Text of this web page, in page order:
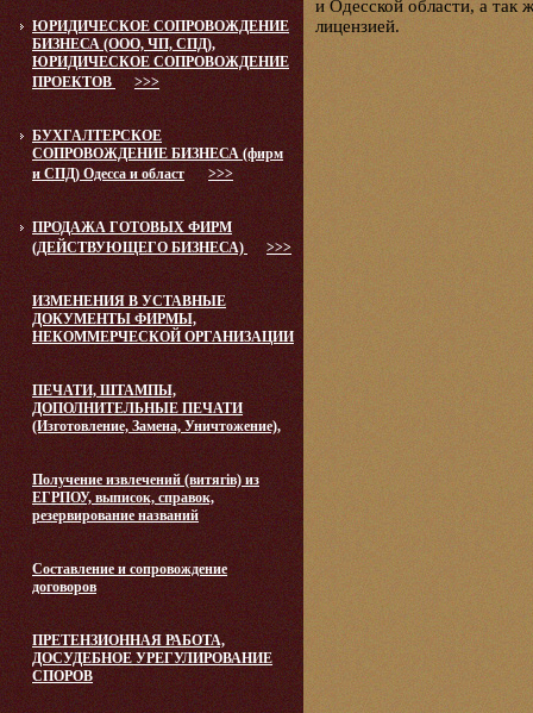
ЮРИДИЧЕСКОЕ CОПРОВОЖДЕНИЕ
БИЗНЕСА (ООО, ЧП, СПД),
ЮРИДИЧЕСКОЕ СОПРОВОЖДЕНИЕ
ПРОЕКТОВ
>>>
БУХГАЛТЕРСКОЕ
СОПРОВОЖДЕНИЕ БИЗНЕСА (фирм
и СПД) Одесса и област
>>>
ПРОДАЖА ГОТОВЫХ ФИРМ
(ДЕЙСТВУЮЩЕГО БИЗНЕСА)
>>>
ИЗМЕНЕНИЯ В УСТАВНЫЕ
ДОКУМЕНТЫ ФИРМЫ,
НЕКОММЕРЧЕСКОЙ ОРГАНИЗАЦИИ
ПЕЧАТИ, ШТАМПЫ,
ДОПОЛНИТЕЛЬНЫЕ ПЕЧАТИ
(Изготовление, Замена, Уничтожение),
Получение извлечений (витягів) из
ЕГРПОУ, выписок, справок,
резервирование названий
Составление и сопровождение
договоров
ПРЕТЕНЗИОННАЯ РАБОТА,
ДОСУДЕБНОЕ УРЕГУЛИРОВАНИЕ
СПОРОВ
и Одесской области, а
лицензией.